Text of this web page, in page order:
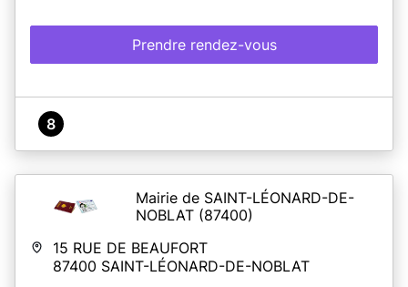
Prendre rendez-vous
8
Mairie de SAINT-LÉONARD-DE-
NOBLAT (87400)
15 RUE DE BEAUFORT
87400 SAINT-LÉONARD-DE-NOBLAT